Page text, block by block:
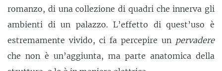
romanzo, di una collezione di quadri che innerva gli
ambienti di un palazzo. L’effetto di quest’uso è
estremamente vivido, ci fa percepire un pervadere
che non è un’aggiunta, ma parte anatomica della